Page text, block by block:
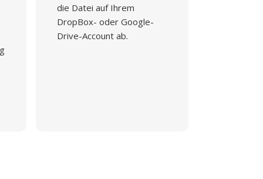
die Datei auf Ihrem
DropBox- oder Google-
Drive-Account ab.